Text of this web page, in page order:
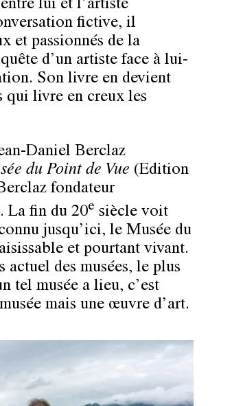
lui et l’artiste
fictive, il
et passionnés de la
d’un artiste face à lui-
Son livre en devient
qui livre en creux les
Daniel Berclaz
du Point de Vue (Edition
fondateur
La fin du 20e siècle voit
jusqu’ici, le Musée du
et pourtant vivant.
actuel des musées, le plus
tel musée a lieu, c’est
mais une œuvre d’art.